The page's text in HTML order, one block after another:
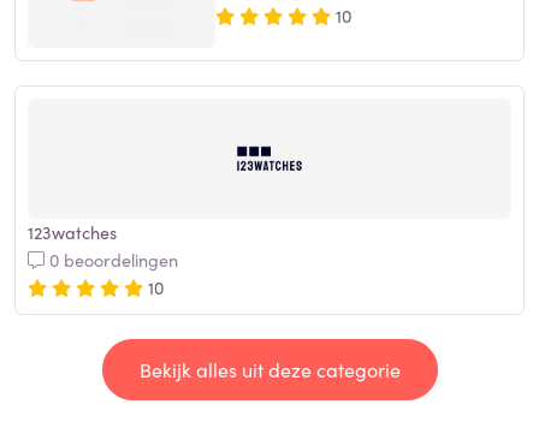
10
123watches
0 beoordelingen
10
Bekijk alles uit deze categorie